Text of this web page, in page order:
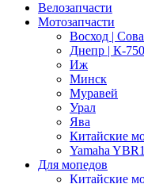
Велозапчасти
Мотозапчасти
Восход | Сова
Днепр | К-750
Иж
Минск
Муравей
Урал
Ява
Китайские
Yamaha
Для мопедов
Китайские